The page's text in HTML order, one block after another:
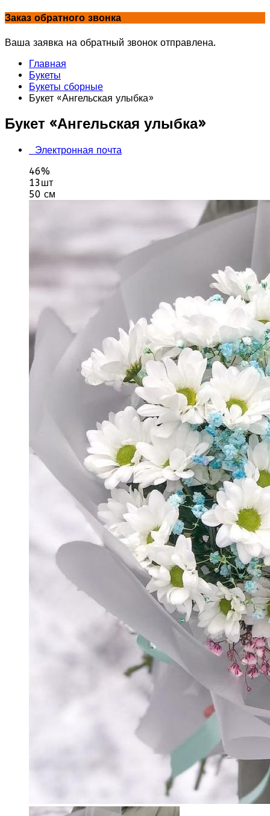
Заказ обратного звонка
Ваша заявка на обратный звонок отправлена.
Главная
Букеты
Букеты сборные
Букет «Ангельская улыбка»
Букет «Ангельская улыбка»
Электронная почта
46%
13шт
50 см